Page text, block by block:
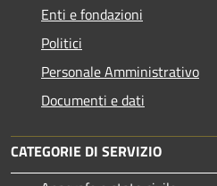
Enti e fondazioni
Politici
Personale Amministrativo
Documenti e dati
CATEGORIE DI SERVIZIO